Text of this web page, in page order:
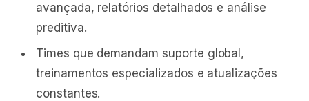
avançada, relatórios detalhados e análise
preditiva.
Times que demandam suporte global,
treinamentos especializados e atualizações
constantes.